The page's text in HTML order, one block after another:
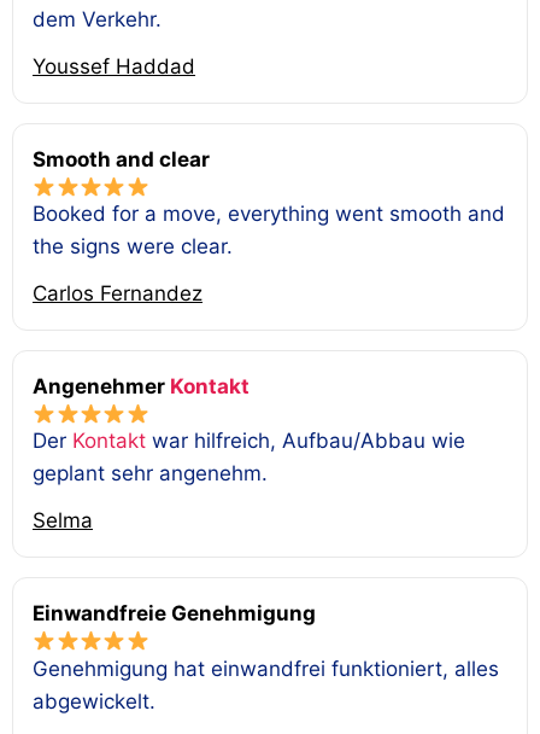
dem Verkehr.
Youssef Haddad
Smooth and clear
Booked for a move, everything went smooth and
the signs were clear.
Carlos Fernandez
Angenehmer Kontakt
Der Kontakt war hilfreich, Aufbau/Abbau wie
geplant sehr angenehm.
Selma
Einwandfreie Genehmigung
Genehmigung hat einwandfrei funktioniert, alles
abgewickelt.